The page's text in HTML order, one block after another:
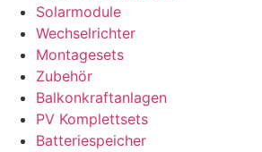
Solarmodule
Wechselrichter
Montagesets
Zubehör
Balkonkraftanlagen
PV Komplettsets
Batteriespeicher